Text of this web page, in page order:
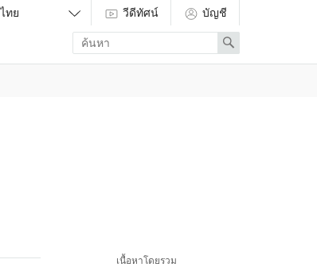
วีดีทัศน์
บัญชี
Enter
search
term
Search
เนื้อหาโดยรวม